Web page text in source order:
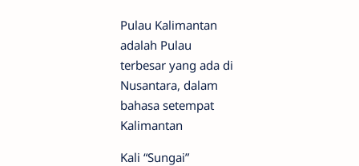
Pulau Kalimantan
adalah Pulau
terbesar yang ada di
Nusantara, dalam
bahasa setempat
Kalimantan
Kali “Sungai”